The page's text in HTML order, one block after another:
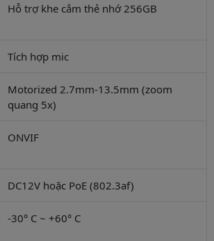
Hỗ trợ khe cắm thẻ nhớ 256GB
Tích hợp mic
Motorized 2.7mm-13.5mm (zoom
quang 5x)
ONVIF
DC12V hoặc PoE (802.3af)
-30° C ~ +60° C